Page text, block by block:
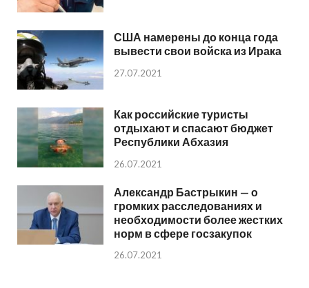
США намерены до конца года
вывести свои войска из Ирака
27.07.2021
Как российские туристы
отдыхают и спасают бюджет
Республики Абхазия
26.07.2021
Александр Бастрыкин — о
громких расследованиях и
необходимости более жестких
норм в сфере госзакупок
26.07.2021